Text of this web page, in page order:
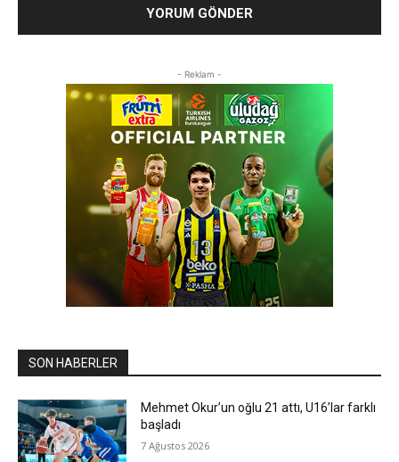
- Reklam -
SON HABERLER
Mehmet Okur’un oğlu 21 attı, U16’lar farklı
başladı
7 Ağustos 2026